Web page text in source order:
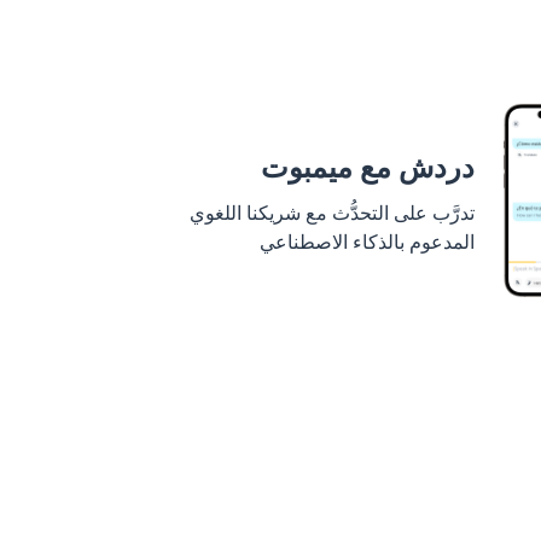
دردش مع ميمبوت
تدرَّب على التحدُّث مع شريكنا اللغوي
المدعوم بالذكاء الاصطناعي